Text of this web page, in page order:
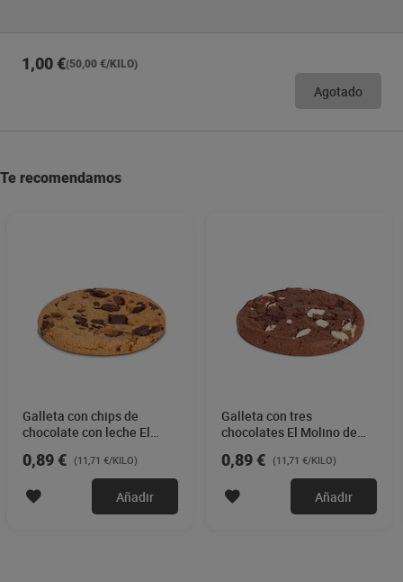
1,00 €(50,00 €/KILO)
Agotado
Te recomendamos
Galleta con chips de
chocolate con leche El
0,89 € (11,71 €/KILO)
Añadir
Galleta con tres
chocolates El Molino de
0,89 € (11,71 €/KILO)
Añadir